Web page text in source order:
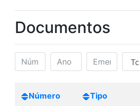
Documentos
Número Tipo